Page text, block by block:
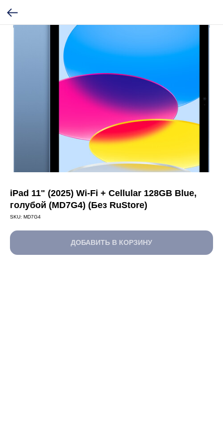
iPad 11" (2025) Wi-Fi + Cellular 128GB Blue,
голубой (MD7G4) (Без RuStore)
SKU: MD7G4
ДОБАВИТЬ В КОРЗИНУ